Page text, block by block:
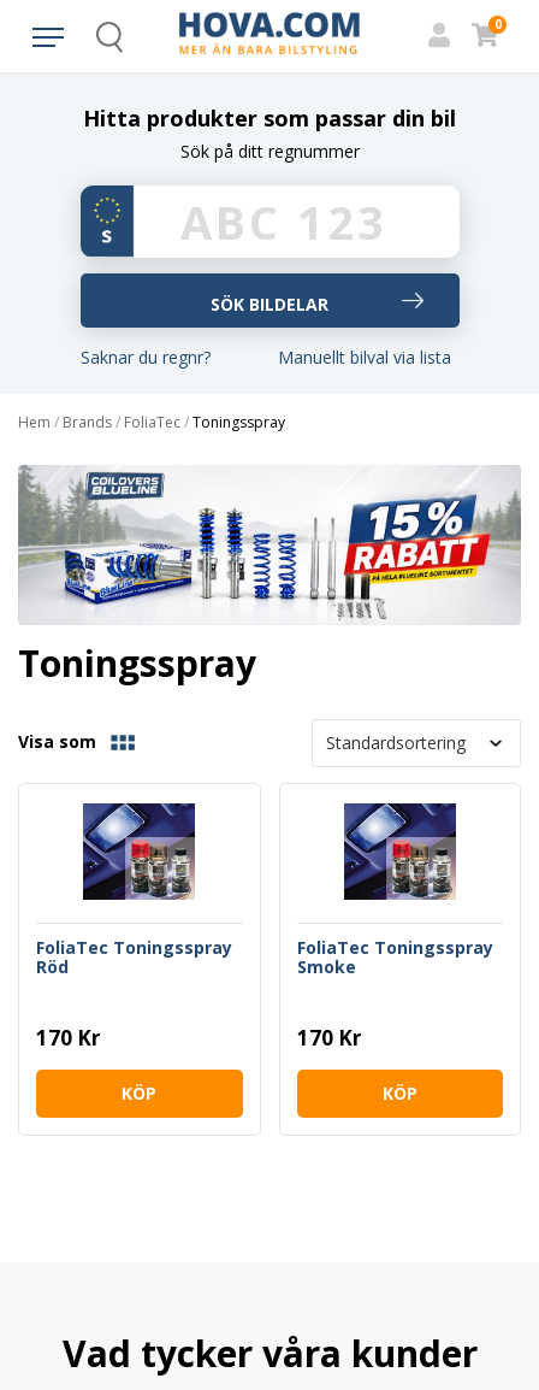
Search
0
Hitta produkter som passar din bil
Sök på ditt regnummer
Saknar du regnr? Manuellt bilval via lista
Hem / Brands/ FoliaTec/Toningsspray
Toningsspray
Visa som
FoliaTec Toningsspray
Röd
170 Kr
KÖP
FoliaTec Toningsspray
Smoke
170 Kr
KÖP
Vad tycker våra kunder